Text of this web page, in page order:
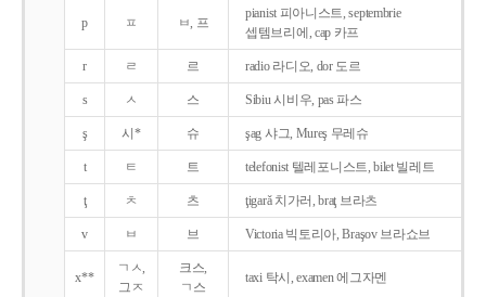
p ㅍ ㅂ, 프
pianist 피아니스트, septembrie
셉템브리에, cap 카프
r ㄹ 르 radio 라디오, dor 도르
s ㅅ 스 Sibiu 시비우, pas 파스
ş 시* 슈 şag 샤그, Mureş 무레슈
t ㅌ 트 telefonist 텔레포니스트, bilet 빌레트
ţ ㅊ 츠 ţigarǎ 치가러, braţ 브라츠
v ㅂ 브 Victoria 빅토리아, Braşov 브라쇼브
x**
ㄱㅅ,
그ㅈ
크스,
ㄱ스
taxi 탁시, examen 에그자멘